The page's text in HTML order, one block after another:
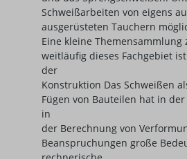
Schweißarbeiten von eigens
ausgerüsteten Tauchern
Eine kleine Themensammlung
weitläufig dieses Fachgebiet
der
Konstruktion Das Schweißen
Fügen von Bauteilen hat in
in
der Berechnung von
Beanspruchungen große